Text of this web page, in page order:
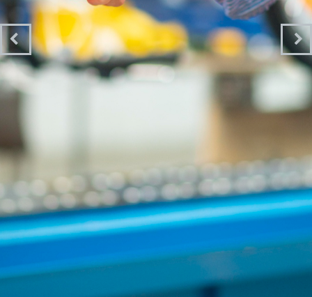
Más de 15 años en el mercado suministrando
maquinaria y equipos de la mejor calidad
para la industria del plástico